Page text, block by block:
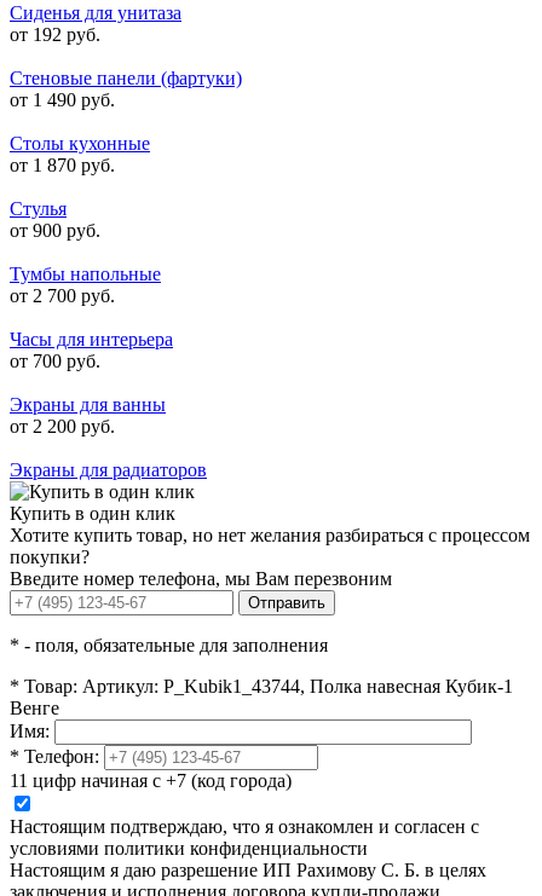
Сиденья для унитаза
от 192 руб.
Стеновые панели (фартуки)
от 1 490 руб.
Столы кухонные
от 1 870 руб.
Стулья
от 900 руб.
Тумбы напольные
от 2 700 руб.
Часы для интерьера
от 700 руб.
Экраны для ванны
от 2 200 руб.
Экраны для радиаторов
Купить в один клик
Хотите купить товар, но нет желания разбираться с процессом
покупки?
Введите номер телефона, мы Вам перезвоним
Отправить
* - поля, обязательные для заполнения
* Товар: Артикул: P_Kubik1_43744, Полка навесная Кубик-1
Венге
Имя:
* Телефон:
11 цифр начиная с +7 (код города)
Настоящим подтверждаю, что я ознакомлен и согласен с
условиями политики конфиденциальности
Настоящим я даю разрешение ИП Рахимову С. Б. в целях
заключения и исполнения договора купли-продажи